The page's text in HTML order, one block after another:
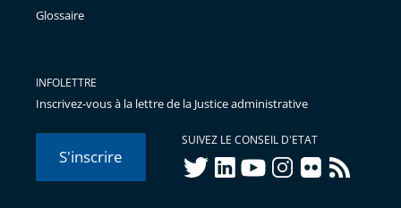
Glossaire
INFOLETTRE
Inscrivez-vous à la lettre de la Justice administrative
S'inscrire
SUIVEZ LE CONSEIL D'ETAT
twitterlinkedInyoutubeinstagram
flickr rss